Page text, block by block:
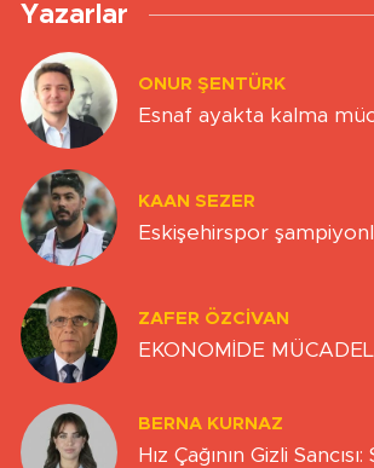
Yazarlar
ONUR ŞENTÜRK
Esnaf ayakta kalma
KAAN SEZER
Eskişehirspor
ZAFER ÖZCIVAN
EKONOMİDE
BERNA KURNAZ
Hız Çağının Gizli Sancısı: